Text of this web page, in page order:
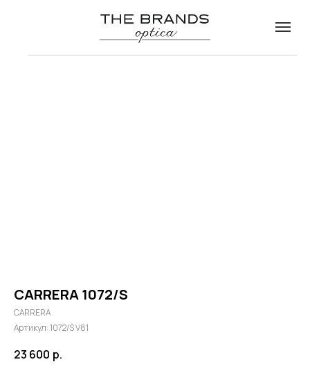
CARRERA 1072/S
CARRERA
Артикул:1072/S V81
23 600 р.